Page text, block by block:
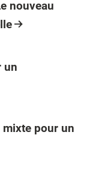
nouveau
un
mixte pour un